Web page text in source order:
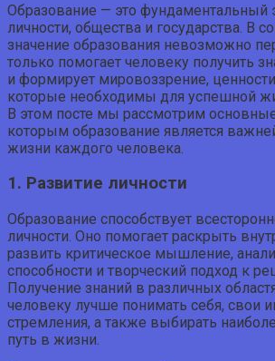
Образование — это фундаментальный
личности, общества и государства. В
значение образования невозможно
только помогает человеку получить
и формирует мировоззрение,
которые необходимы для успешной
В этом посте мы рассмотрим
которым образование является
жизни каждого человека.
1. Развитие личности
Образование способствует
личности. Оно помогает раскрыть
развить критическое мышление,
способности и творческий подход к
Получение знаний в различных
человеку лучше понимать себя, свои
стремления, а также выбирать
путь в жизни.